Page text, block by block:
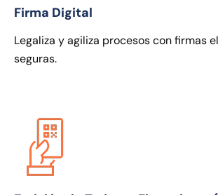
Firma Digital
Legaliza y agiliza procesos con firmas
seguras.